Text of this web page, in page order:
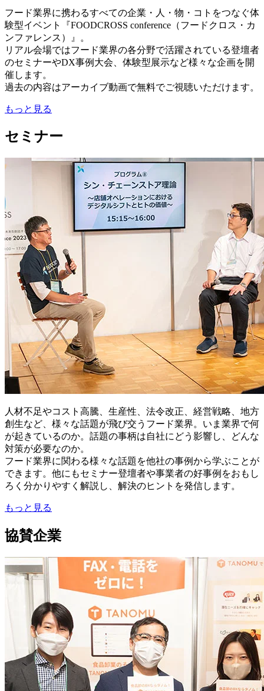
フード業界に携わるすべての企業・人・物・コトをつなぐ体
験型イベント『FOODCROSS conference（フードクロス・カ
ンファレンス）』。
リアル会場ではフード業界の各分野で活躍されている登壇者
のセミナーやDX事例大会、体験型展示など様々な企画を開
催します。
過去の内容はアーカイブ動画で無料でご視聴いただけます。
もっと見る
セミナー
人材不足やコスト高騰、生産性、法令改正、経営戦略、地方
創生など、様々な話題が飛び交うフード業界。いま業界で何
が起きているのか。話題の事柄は自社にどう影響し、どんな
対策が必要なのか。
フード業界に関わる様々な話題を他社の事例から学ぶことが
できます。他にもセミナー登壇者や事業者の好事例をおもし
ろく分かりやすく解説し、解決のヒントを発信します。
もっと見る
協賛企業